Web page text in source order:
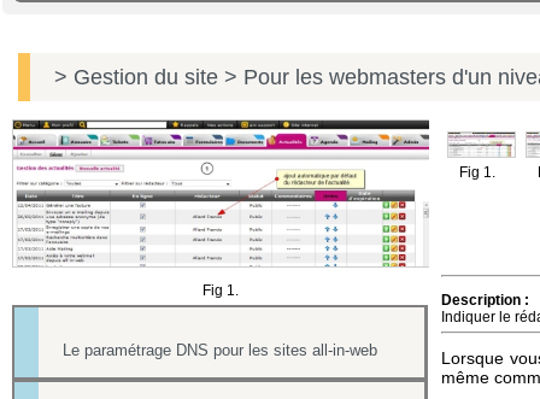
> Gestion du site > Pour les webmasters d'un
Fig 1.
Le paramétrage DNS pour les sites all-in-web
Fig 1.
Description :
Indiquer le
Lorsque
même